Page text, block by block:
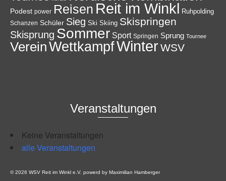
Podest power Reisen Reit im Winkl Ruhpolding
Schanzen Schüler Sieg Ski Skiing Skispringen
Skisprung Sommer Sport Springen Sprung Tournee
VereinWettkampfWinterWSV
Veranstaltungen
Keine Veranstaltungen
alle Veranstaltungen
© 2026 WSV Reit im Winkl e.V. powerd by Maximilian Hamberger